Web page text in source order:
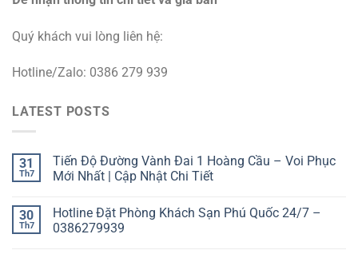
Quý khách vui lòng liên hệ:
Hotline/Zalo: 0386 279 939
LATEST POSTS
31
Th7
Tiến Độ Đường Vành Đai 1 Hoàng Cầu – Voi Phục
Mới Nhất | Cập Nhật Chi Tiết
30
Th7
Hotline Đặt Phòng Khách Sạn Phú Quốc 24/7 –
0386279939